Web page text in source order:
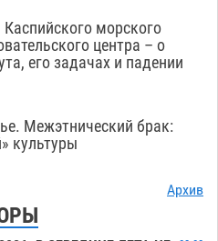
морского
центра – о
его задачах и падении
Межэтнический брак:
культуры
Архив